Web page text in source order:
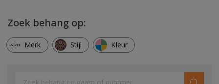
Zoek behang op:
Merk Stijl Kleur